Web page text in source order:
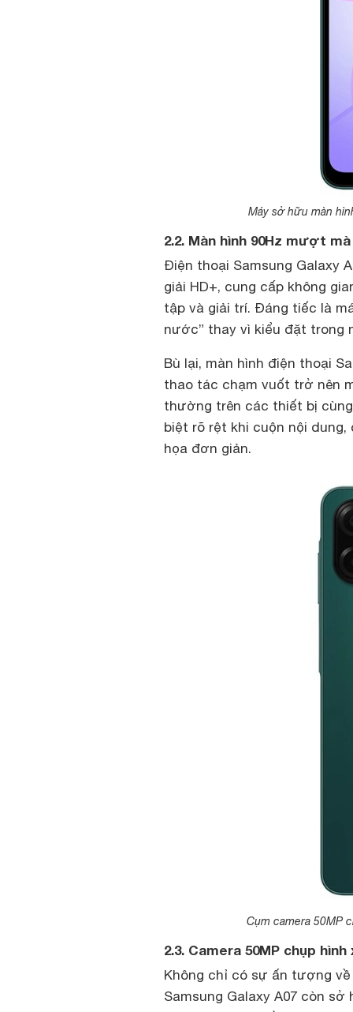
Máy sở hữu màn
2.2. Màn hình 90Hz mượt mà
Điện thoại Samsung Galaxy
giải HD+, cung cấp không
tập và giải trí. Đáng tiếc là
nước” thay vì kiểu đặt trong
Bù lại, màn hình điện thoại
thao tác chạm vuốt trở nên
thường trên các thiết bị
biệt rõ rệt khi cuộn nội
họa đơn giản.
Cụm camera 50MP
2.3. Camera 50MP chụp
Không chỉ có sự ấn tượng
Samsung Galaxy A07 còn